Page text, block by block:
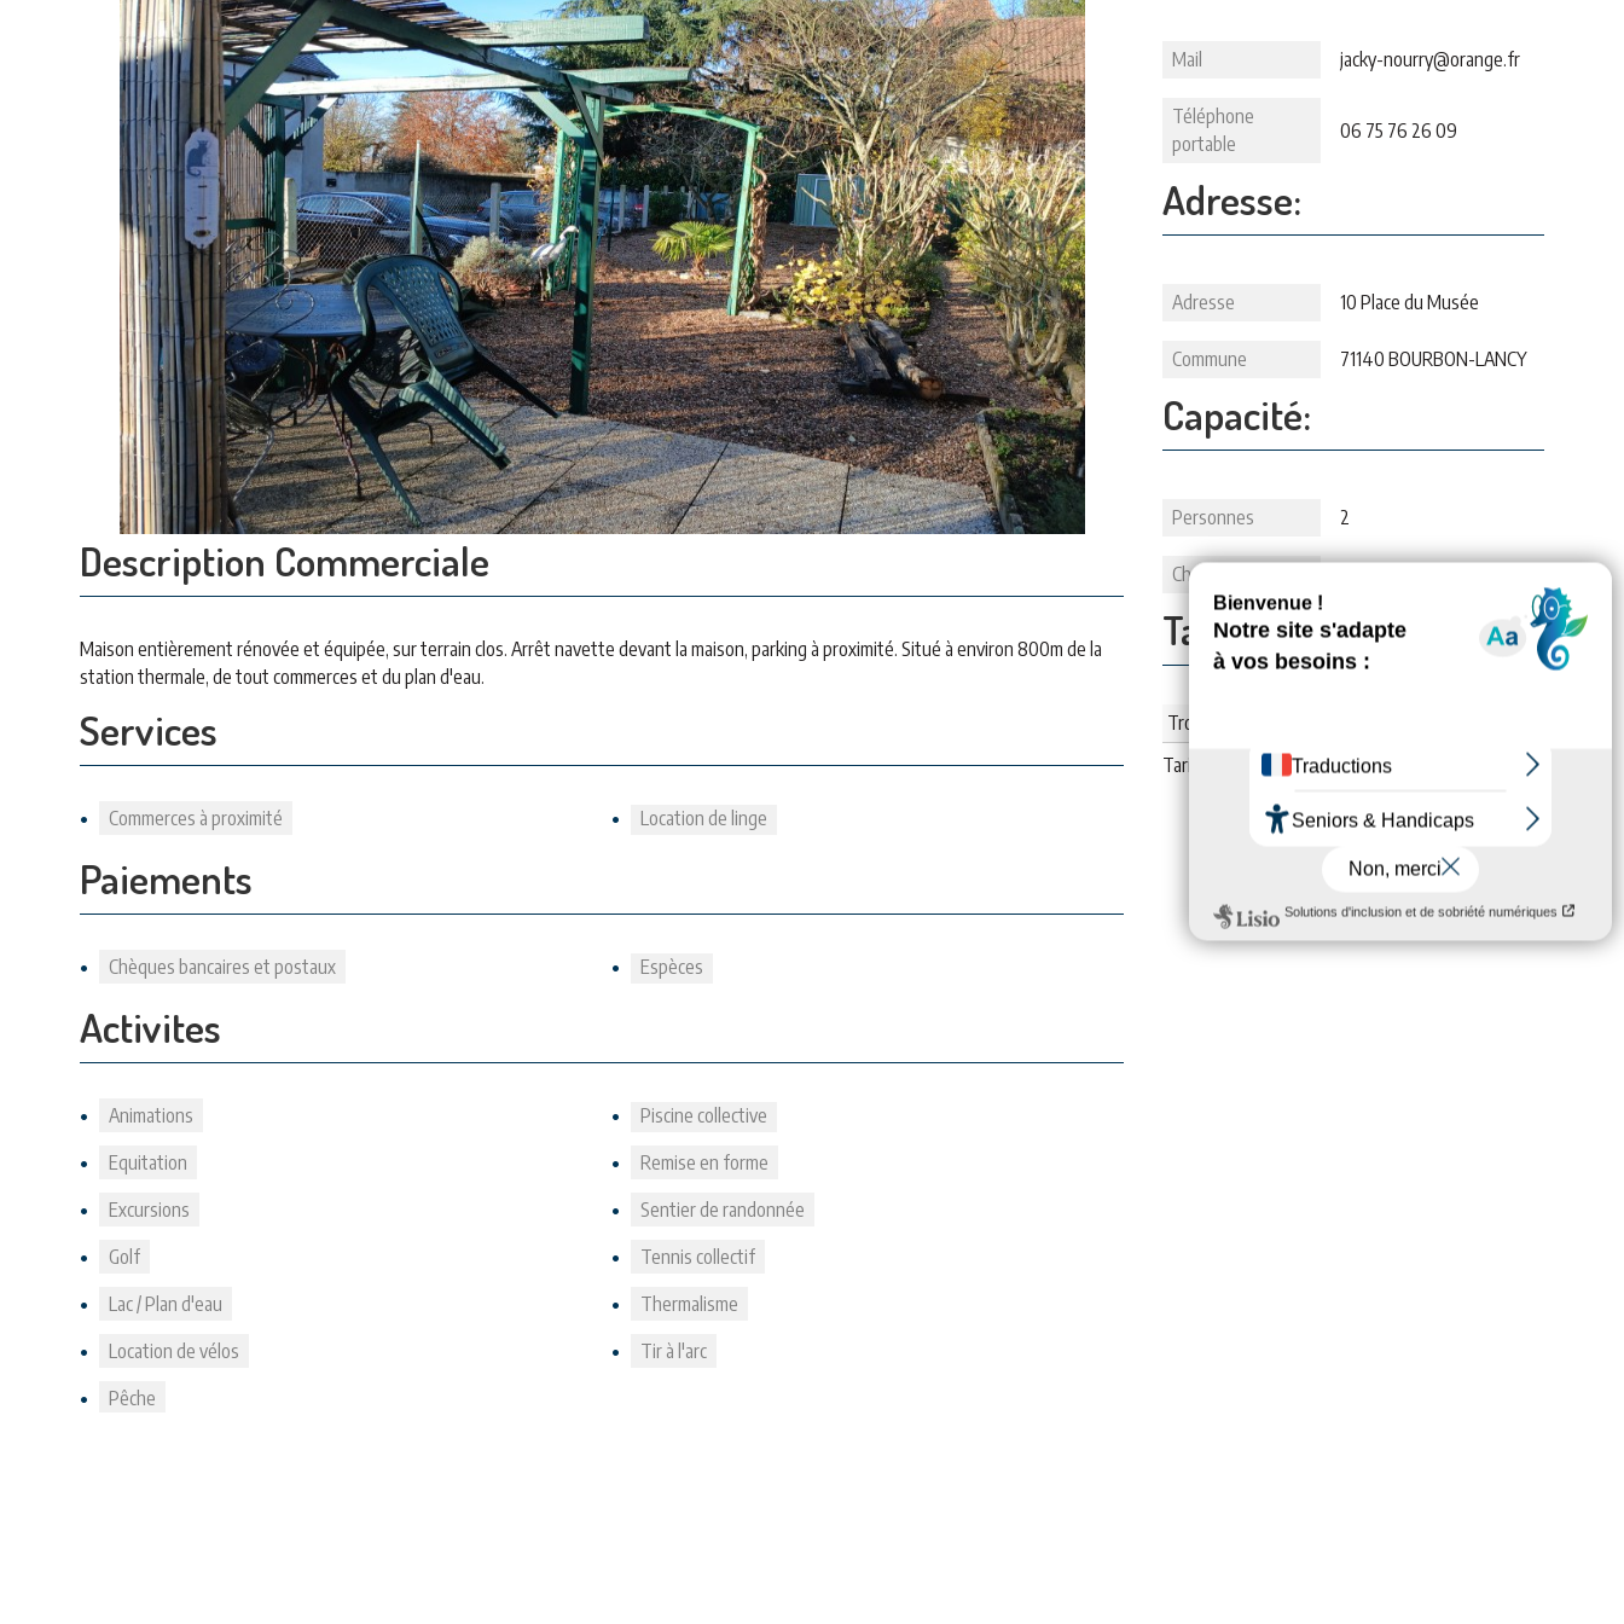
Description Commerciale
Maison entièrement rénovée et équipée, sur terrain clos. Arrêt navette devant la maison, parking à proximité. Situé à environ 800m de la
station thermale, de tout commerces et du plan d'eau.
Services
Commerces à proximité Location de linge
Paiements
Chèques bancaires et postaux Espèces
Activites
Animations
Equitation
Excursions
Golf
Lac / Plan d'eau
Location de vélos
Pêche
Piscine collective
Remise en forme
Sentier de randonnée
Tennis collectif
Thermalisme
Tir à l'arc
Mail jacky-nourry@orange.fr
Téléphone
portable
06 75 76 26 09
Adresse:
Adresse 10 Place du Musée
Commune 71140 BOURBON-LANCY
Capacité:
Personnes 2
Chambes
Tarifs:
Trois semaines (meublé)
Tarif :